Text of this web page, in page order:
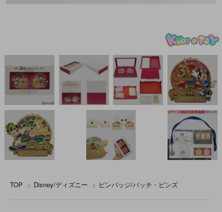
TOP > Disney/ディズニー > ピンバッジ/バッチ・ピンズ